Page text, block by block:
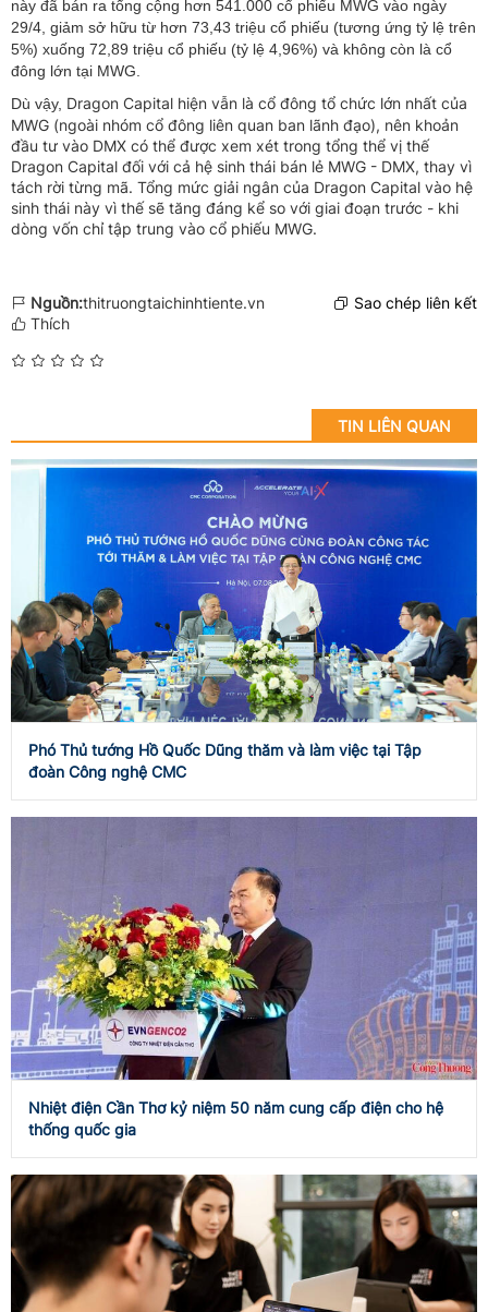
này đã bán ra tổng cộng hơn 541.000 cổ phiếu MWG vào ngày
29/4, giảm sở hữu từ hơn 73,43 triệu cổ phiếu (tương ứng tỷ lệ trên
5%) xuống 72,89 triệu cổ phiếu (tỷ lệ 4,96%) và không còn là cổ
đông lớn tại MWG.
Dù vậy, Dragon Capital hiện vẫn là cổ đông tổ chức lớn nhất của
MWG (ngoài nhóm cổ đông liên quan ban lãnh đạo), nên khoản
đầu tư vào DMX có thể được xem xét trong tổng thể vị thế
Dragon Capital đối với cả hệ sinh thái bán lẻ MWG - DMX, thay vì
tách rời từng mã. Tổng mức giải ngân của Dragon Capital vào hệ
sinh thái này vì thế sẽ tăng đáng kể so với giai đoạn trước - khi
dòng vốn chỉ tập trung vào cổ phiếu MWG.
Nguồn:thitruongtaichinhtiente.vn
Sao chép liên kết
Thích
TIN LIÊN QUAN
Phó Thủ tướng Hồ Quốc Dũng thăm và làm việc tại Tập
đoàn Công nghệ CMC
Nhiệt điện Cần Thơ kỷ niệm 50 năm cung cấp điện cho hệ
thống quốc gia